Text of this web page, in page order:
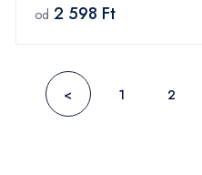
od 2 598 Ft
< 1 2